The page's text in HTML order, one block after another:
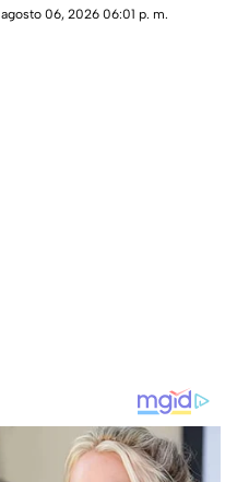
capturas, reportando
agosto 06, 2026 06:01 p. m.